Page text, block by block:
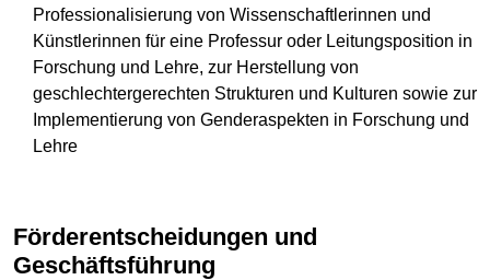
Professionalisierung von Wissenschaftlerinnen und
Künstlerinnen für eine Professur oder Leitungsposition in
Forschung und Lehre, zur Herstellung von
geschlechtergerechten Strukturen und Kulturen sowie zur
Implementierung von Genderaspekten in Forschung und
Lehre
Förderentscheidungen und
Geschäftsführung